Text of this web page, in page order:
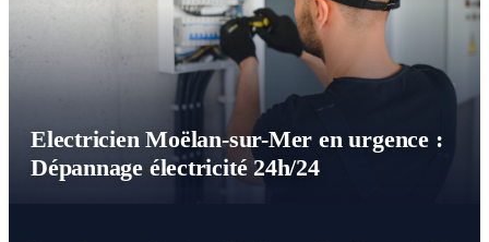
Electricien Moëlan-sur-Mer en urgence :
Dépannage électricité 24h/24